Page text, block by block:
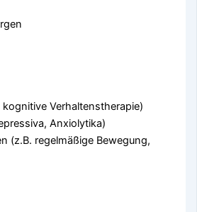
Verhaltenstherapie)
Anxiolytika)
(z.B. regelmäßige Bewegung,